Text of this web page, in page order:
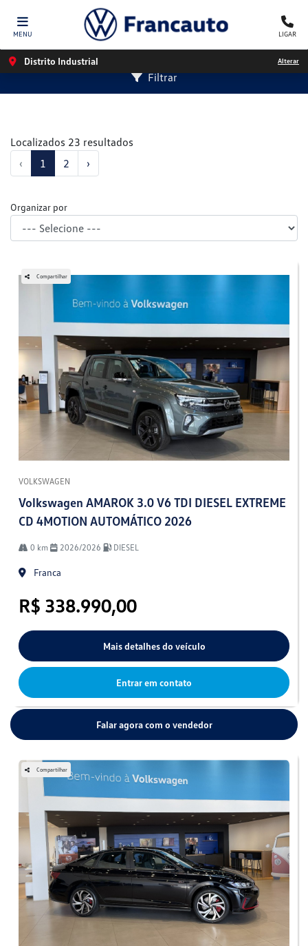
MENU LIGAR
Distrito Industrial Alterar
Localizados 23 resultados
‹
1 2 ›
Filtrar
Organizar por
Compartilhar
VOLKSWAGEN
Volkswagen AMAROK 3.0 V6 TDI DIESEL EXTREME
CD 4MOTION AUTOMÁTICO 2026
0 km 2026/2026 DIESEL
Franca
R$ 338.990,00
Mais detalhes do veículo
Entrar em contato
Falar agora com o vendedor
Compartilhar